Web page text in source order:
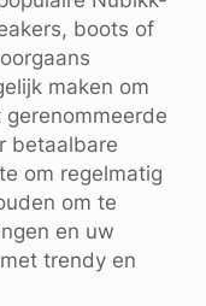
boots of
maken om
betaalbare
om regelmatig
om te
en uw
trendy en